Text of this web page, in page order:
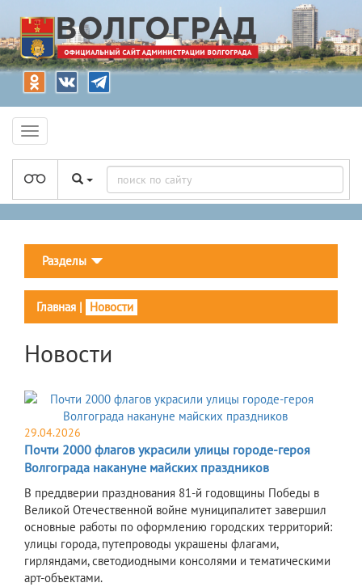
Разделы
Главная | Новости
Новости
29.04.2026
Почти 2000 флагов украсили улицы городе-героя
Волгограда накануне майских праздников
В преддверии празднования 81-й годовщины Победы в
Великой Отечественной войне муниципалитет завершил
основные работы по оформлению городских территорий:
улицы города, путепроводы украшены флагами,
гирляндами, светодиодными консолями и тематическими
арт-объектами.